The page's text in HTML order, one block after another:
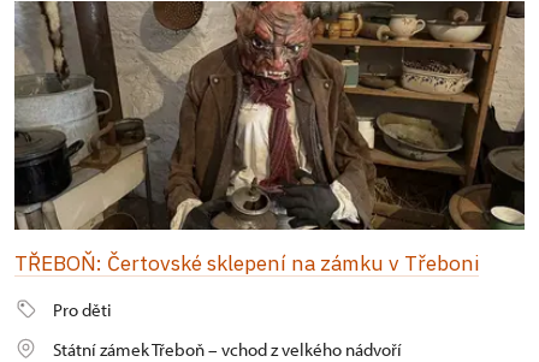
TŘEBOŇ: Čertovské sklepení na zámku v Třeboni
Pro děti
Státní zámek Třeboň – vchod z velkého nádvoří